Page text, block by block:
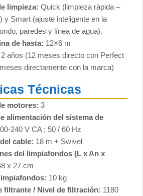
limpieza: Quick (limpieza rápida –
y Smart (ajuste inteligente en la
paredes y línea de agua).
de hasta: 12×6 m
2 años (12 meses directo con Perfect
directamente con la marca)
Técnicas
motores: 3
alimentación del sistema de
240 V CA ; 50 / 60 Hz
cable: 18 m + Swivel
del limpiafondos (L x An x
x 27 cm
10 kg
filtrante / Nivel de filtración: 1180